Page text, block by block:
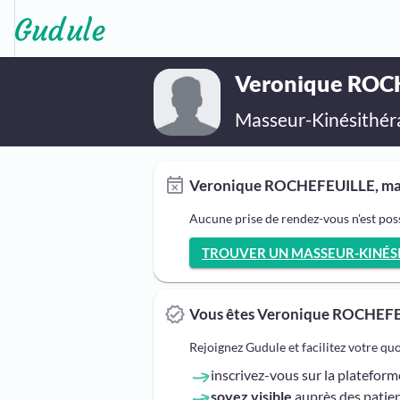
Veronique
Masseur-
Veronique ROCHEFEUILLE,
Aucune prise de rendez-vous n'est
TROUVER UN MASSEUR-
Vous êtes Veronique
Rejoignez Gudule et facilitez votre
inscrivez-vous sur la
soyez visible auprès des